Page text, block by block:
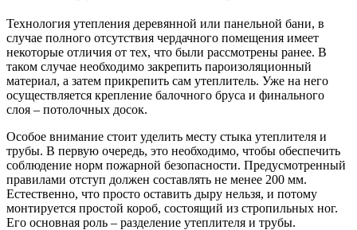
Технология утепления деревянной или панельной бани, в
случае полного отсутствия чердачного помещения имеет
некоторые отличия от тех, что были рассмотрены ранее. В
таком случае необходимо закрепить пароизоляционный
материал, а затем прикрепить сам утеплитель. Уже на него
осуществляется крепление балочного бруса и финального
слоя – потолочных досок.
Особое внимание стоит уделить месту стыка утеплителя и
трубы. В первую очередь, это необходимо, чтобы обеспечить
соблюдение норм пожарной безопасности. Предусмотренный
правилами отступ должен составлять не менее 200 мм.
Естественно, что просто оставить дыру нельзя, и потому
монтируется простой короб, состоящий из стропильных ног.
Его основная роль – разделение утеплителя и трубы.